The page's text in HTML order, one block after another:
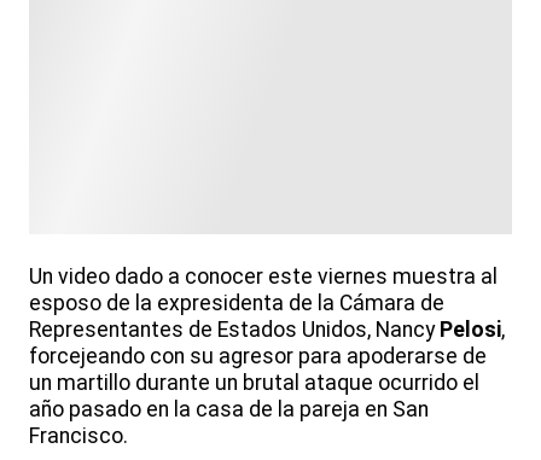
Un video dado a conocer este viernes muestra al
esposo de la expresidenta de la Cámara de
Representantes de Estados Unidos, Nancy Pelosi,
forcejeando con su agresor para apoderarse de
un martillo durante un brutal ataque ocurrido el
año pasado en la casa de la pareja en San
Francisco.